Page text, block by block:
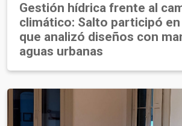
Gestión hídrica frente al
climático: Salto participó
que analizó diseños con
aguas urbanas